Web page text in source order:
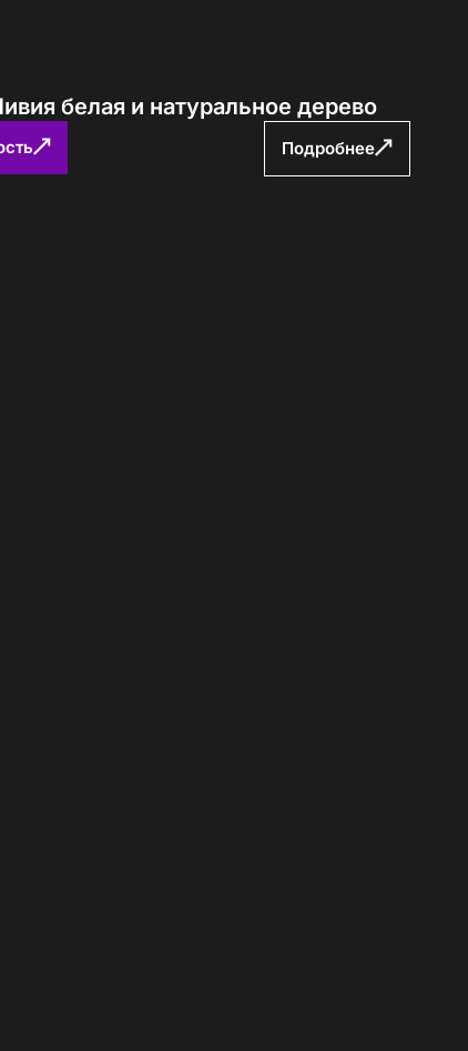
белая и натуральное дерево
Подробнее